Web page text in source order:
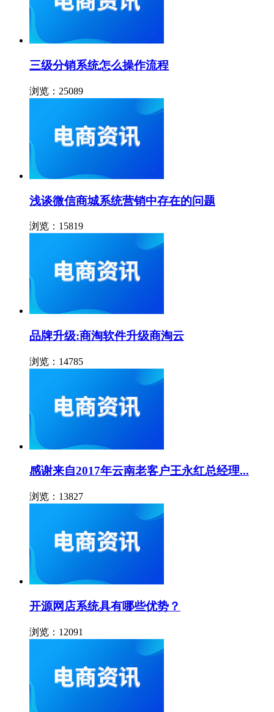
三级分销系统怎么操作流程
浏览：25089
浅谈微信商城系统营销中存在的问题
浏览：15819
品牌升级:商淘软件升级商淘云
浏览：14785
感谢来自2017年云南老客户王永红总经理...
浏览：13827
开源网店系统具有哪些优势？
浏览：12091